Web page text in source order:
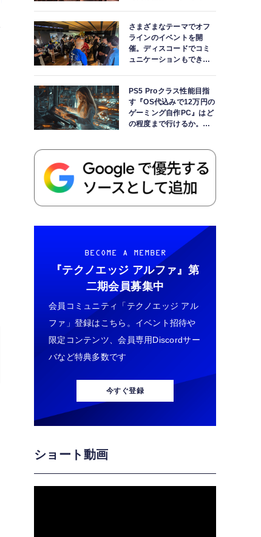
さまざまなテーマでオフ
ラインのイベントを開
催。ディスコードでコミ
ュニケーションもできま
PS5 Proクラス性能目指
す『OS代込みで12万円の
ゲーミング自作PC』はど
の程度まで行けるか。
BECOME A MEMBER
『テクノエッジ アルファ』 第
二期会員募集中
会員コミュニティ「テクノエッジ アル
ファ」登録はこちら。イベント招待や
限定コンテンツ、会員専用Discordサー
バなど特典多数です
今すぐ登録
ショート動画